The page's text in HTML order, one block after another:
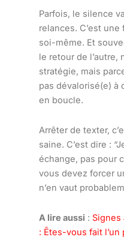
Parfois, le silence
relances. C’est
soi-même. Et
le retour de l’autre,
stratégie, mais
pas dévalorisé(e) à
en boucle.
Arrêter de texter,
saine. C’est dire :
échange, pas pour
vous devez forcer
n’en vaut
A lire aussi : Signes
: Êtes-vous fait l’un